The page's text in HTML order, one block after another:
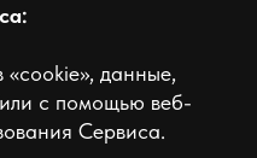
«cookie», данные,
с помощью веб-
Сервиса.